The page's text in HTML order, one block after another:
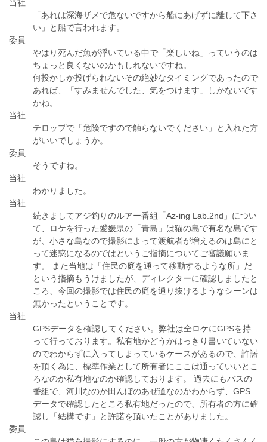
当社
「あれは深海ザメで危ないですから船にあげずに離して下さ
い」と船で言われます。
委員
やはり死んだ魚が浮いている中で「楽しいね」っていうのは
ちょっと良くないのかもしれないですね。
何投かしか投げられないその絶妙なタイミングであったので
あれば、「すみませんでした、気をつけます」しかないです
かね。
当社
テロップで「危険ですので触らないでください」と入れた方
がいいでしょうか。
委員
そうですね。
当社
わかりました。
当社
続きましてアジ釣りのルアー番組「Az-ing Lab.2nd」につい
て、ロケを行った愛媛県の「青島」は猫の島で有名な島です
が、小さな島なので撮影によって渡航者が増えるのは島にと
って迷惑になるのではというご指摘についてご審議願いま
す。 また当地は「住民の庭を通って移動するような所」だ
という指摘もうけましたが、ディレクターに確認しましたと
ころ、今回の撮影では住民の庭を通り抜けるようなシーンは
無かったということです。
当社
GPSデータを確認してください。弊社は全ロケにGPSを持
って行っております。私有地かどうかはっきり書いていない
のでわからずに入ってしまっているケースがあるので、許諾
を頂く為に、標準作業として所有者にここは通っていいとこ
ろなのか私有地なのか確認しております。 過去にもバスの
番組で、河川なのか田んぼのあぜ道なのかわからず、GPS
データで確認したところ私有地だったので、所有者の方に確
認し「結構です」と許諾を頂いたことがありました。
委員